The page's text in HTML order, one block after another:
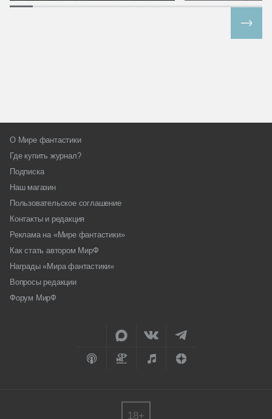
О Мире фантастики
Где купить журнал?
Подписка
Наш магазин
Пользовательское соглашение
Контакты и редакция
Реклама на «Мире фантастики»
Как стать автором МирФ
Награды «Мира фантастики»
Вопросы редакции
Форум МирФ
18+